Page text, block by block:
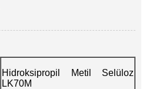
Hidroksipropil Metil Selüloz
LK70M